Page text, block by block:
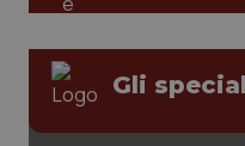
Gli
session-id